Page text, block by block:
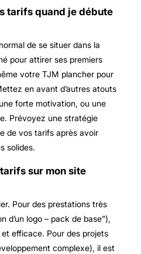
tarifs quand je débute
de se situer dans la
pour attirer ses premiers
votre TJM plancher pour
en avant d’autres atouts
forte motivation, ou une
Prévoyez une stratégie
de vos tarifs après avoir
solides.
sur mon site
Pour des prestations très
d’un logo – pack de base”),
efficace. Pour des projets
complexe), il est